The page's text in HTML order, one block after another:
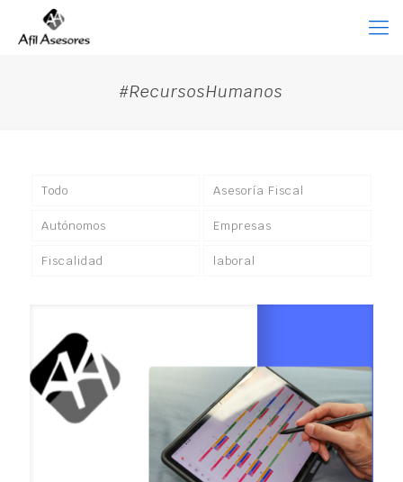
#RecursosHumanos
Todo Asesoría Fiscal
Autónomos Empresas
Fiscalidad laboral